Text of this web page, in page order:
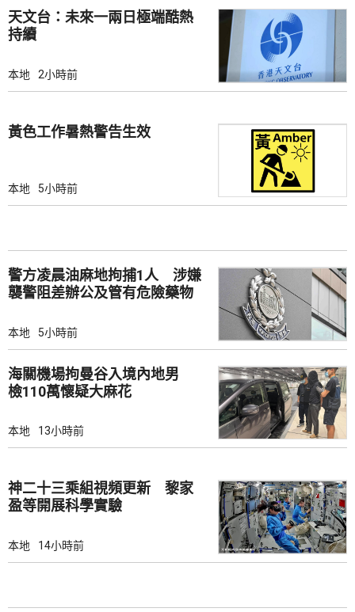
天文台：未來一兩日極端酷熱
持續
本地 2小時前
黃色工作暑熱警告生效
本地 5小時前
警方凌晨油麻地拘捕1人 涉嫌
襲警阻差辦公及管有危險藥物
本地 5小時前
海關機場拘曼谷入境內地男
檢110萬懷疑大麻花
本地 13小時前
神二十三乘組視頻更新 黎家
盈等開展科學實驗
本地 14小時前